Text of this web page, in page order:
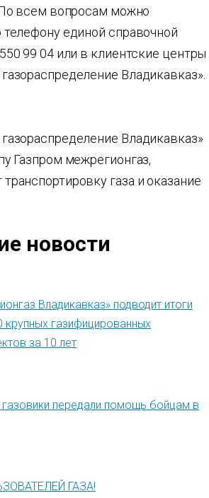
всем вопросам можно
телефону единой справочной
99 04 или в клиентские центры
Владикавказ».
Владикавказ»
Газпром межрегионгаз,
газа и оказание
новости
Владикавказ» подводит итоги
крупных газифицированных
за 10 лет
газовики передали помощь бойцам в
ГАЗА!